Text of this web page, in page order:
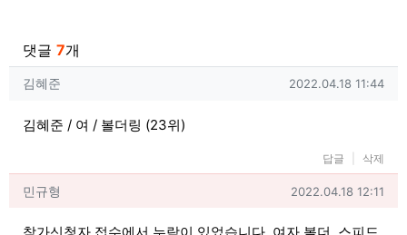
댓글 7개
김혜준님의 댓글
김혜준 작성일
2022.04.18 11:44
김혜준 / 여 / 볼더링 (23위)
답글 삭제
민규형님의 댓글
민규형 작성일
2022.04.18 12:11